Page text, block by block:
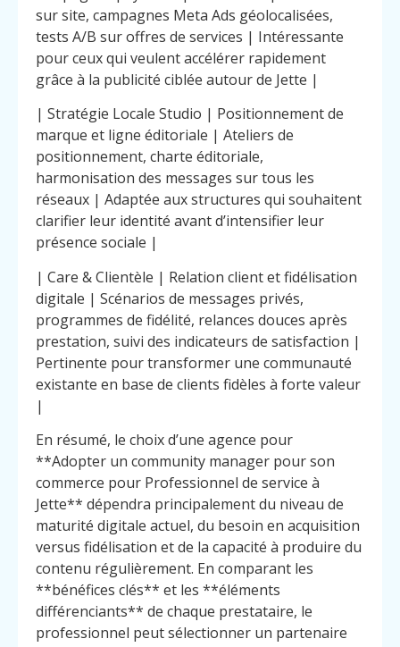
sur site, campagnes Meta Ads géolocalisées,
tests A/B sur offres de services | Intéressante
pour ceux qui veulent accélérer rapidement
grâce à la publicité ciblée autour de Jette |
| Stratégie Locale Studio | Positionnement de
marque et ligne éditoriale | Ateliers de
positionnement, charte éditoriale,
harmonisation des messages sur tous les
réseaux | Adaptée aux structures qui souhaitent
clarifier leur identité avant d’intensifier leur
présence sociale |
| Care & Clientèle | Relation client et fidélisation
digitale | Scénarios de messages privés,
programmes de fidélité, relances douces après
prestation, suivi des indicateurs de satisfaction |
Pertinente pour transformer une communauté
existante en base de clients fidèles à forte valeur
|
En résumé, le choix d’une agence pour
**Adopter un community manager pour son
commerce pour Professionnel de service à
Jette** dépendra principalement du niveau de
maturité digitale actuel, du besoin en acquisition
versus fidélisation et de la capacité à produire du
contenu régulièrement. En comparant les
**bénéfices clés** et les **éléments
différenciants** de chaque prestataire, le
professionnel peut sélectionner un partenaire